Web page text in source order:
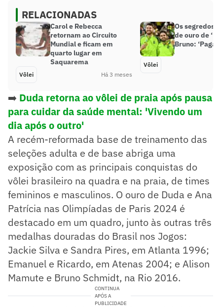
RELACIONADAS
Carol e Rebecca
retornam ao Circuito
Mundial e ficam em
quarto lugar em
Saquarema
Vôlei Há 3 meses
Os segredos
de ouro de
Bruno: ‘Pagar
Vôlei
➡️ Duda retorna ao vôlei de praia após pausa
para cuidar da saúde mental: 'Vivendo um
dia após o outro'
A recém-reformada base de treinamento das
seleções adulta e de base abriga uma
exposição com as principais conquistas do
vôlei brasileiro na quadra e na praia, de times
femininos e masculinos. O ouro de Duda e Ana
Patrícia nas Olimpíadas de Paris 2024 é
destacado em um quadro, junto às outras três
medalhas douradas do Brasil nos Jogos:
Jackie Silva e Sandra Pires, em Atlanta 1996;
Emanuel e Ricardo, em Atenas 2004; e Alison
Mamute e Bruno Schmidt, na Rio 2016.
CONTINUA
APÓS A
PUBLICIDADE